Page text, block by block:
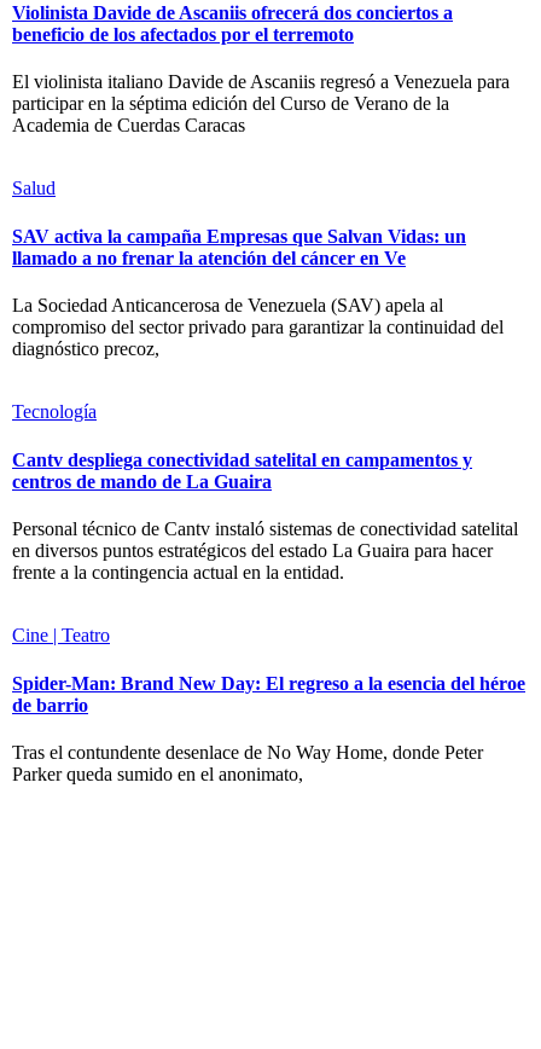
Violinista Davide de Ascaniis ofrecerá dos conciertos a
beneficio de los afectados por el terremoto
El violinista italiano Davide de Ascaniis regresó a Venezuela para
participar en la séptima edición del Curso de Verano de la
Academia de Cuerdas Caracas
Salud
SAV activa la campaña Empresas que Salvan Vidas: un
llamado a no frenar la atención del cáncer en Ve
La Sociedad Anticancerosa de Venezuela (SAV) apela al
compromiso del sector privado para garantizar la continuidad del
diagnóstico precoz,
Tecnología
Cantv despliega conectividad satelital en campamentos y
centros de mando de La Guaira
Personal técnico de Cantv instaló sistemas de conectividad satelital
en diversos puntos estratégicos del estado La Guaira para hacer
frente a la contingencia actual en la entidad.
Cine | Teatro
Spider-Man: Brand New Day: El regreso a la esencia del héroe
de barrio
Tras el contundente desenlace de No Way Home, donde Peter
Parker queda sumido en el anonimato,